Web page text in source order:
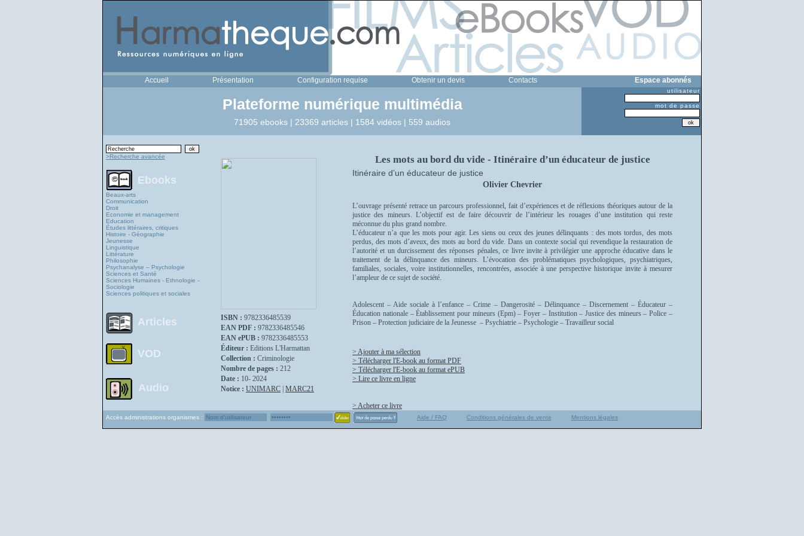
Accueil Présentation Configuration requise Obtenir un devis Contacts Espace abonnés
Plateforme numérique multimédia
71905 ebooks | 23369 articles | 1584 vidéos | 559 audios
utilisateur
mot de passe
>Recherche avancée
Ebooks
Beaux-arts
Communication
Droit
Economie et management
Education
Études littéraires, critiques
Histoire - Géographie
Jeunesse
Linguistique
Littérature
Philosophie
Psychanalyse – Psychologie
Sciences et Santé
Sciences Humaines - Ethnologie -
Sociologie
Sciences politiques et sociales
Articles
VOD
Audio
ISBN : 9782336485539
EAN PDF : 9782336485546
EAN ePUB : 9782336485553
Éditeur : Editions L'Harmattan
Collection : Criminologie
Nombre de pages : 212
Date : 10- 2024
Notice : UNIMARC MARC21
Les mots au bord du vide - Itinéraire d’un éducateur de justice
Itinéraire d’un éducateur de justice
Olivier Chevrier
L’ouvrage présenté retrace un parcours professionnel, fait d’expériences et de réflexions théoriques autour de la
justice des mineurs. L’objectif est de faire découvrir de l’intérieur les rouages d’une institution qui reste
méconnue du plus grand nombre.
L’éducateur n’a que les mots pour agir. Les siens ou ceux des jeunes délinquants : des mots tordus, des mots
perdus, des mots d’aveux, des mots au bord du vide. Dans un contexte social qui revendique la restauration de
l’autorité et un durcissement des réponses pénales, ce livre invite à privilégier une approche éducative dans le
traitement de la délinquance des mineurs. L’évocation des problématiques psychologiques, psychiatriques,
familiales, sociales, voire institutionnelles, rencontrées, associée à une perspective historique invite à mesurer
l’ampleur de ce sujet de société.
Adolescent – Aide sociale à l’enfance – Crime – Dangerosité – Délinquance – Discernement – Éducateur –
Éducation nationale – Établissement pour mineurs (Epm) – Foyer – Institution – Justice des mineurs – Police –
Prison – Protection judiciaire de la Jeunesse – Psychiatrie – Psychologie – Travailleur social
> Ajouter à ma sélection
> Télécharger l'E-book au format PDF
> Télécharger l'E-book au format ePUB
> Lire ce livre en ligne
> Acheter ce livre
Accès administrations organismes : Aide / FAQ Conditions générales de vente Mentions légales